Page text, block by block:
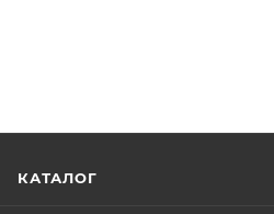
КАТАЛОГ